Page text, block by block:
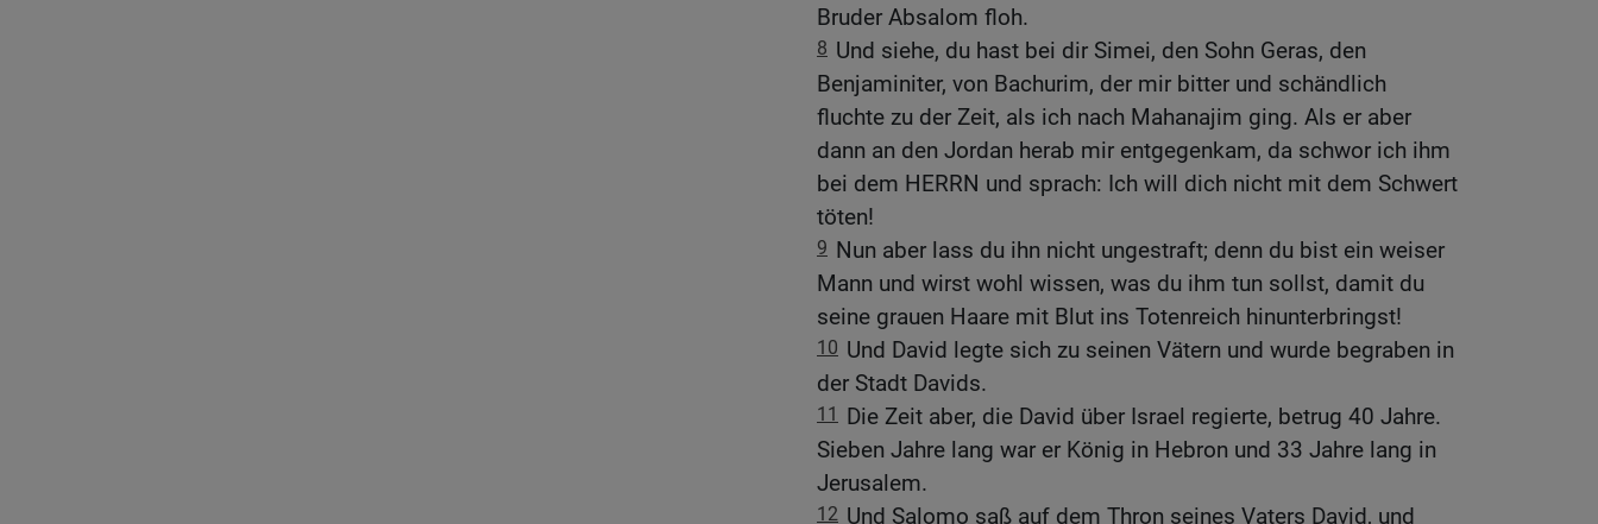
Bruder Absalom floh.
8 Und siehe, du hast bei dir Simei, den Sohn Geras, den
Benjaminiter, von Bachurim, der mir bitter und schändlich
fluchte zu der Zeit, als ich nach Mahanajim ging. Als er aber
dann an den Jordan herab mir entgegenkam, da schwor ich ihm
bei dem HERRN und sprach: Ich will dich nicht mit dem Schwert
töten!
9 Nun aber lass du ihn nicht ungestraft; denn du bist ein weiser
Mann und wirst wohl wissen, was du ihm tun sollst, damit du
seine grauen Haare mit Blut ins Totenreich hinunterbringst!
10 Und David legte sich zu seinen Vätern und wurde begraben in
der Stadt Davids.
11
Die Zeit aber, die David über Israel regierte, betrug 40 Jahre.
Sieben Jahre lang war er König in Hebron und 33 Jahre lang in
Jerusalem.
12 Und Salomo saß auf dem Thron seines Vaters David, und